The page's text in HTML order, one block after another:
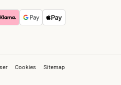
Cookies Sitemap